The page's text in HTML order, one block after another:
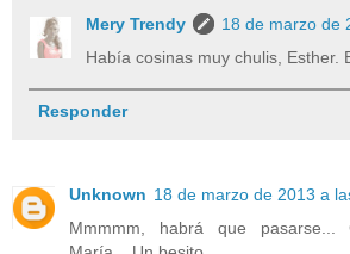
Mery Trendy
18 de marzo de
Había cosinas muy chulis, Esther.
Responder
Unknown 18 de marzo de 2013 a
Mmmmm, habrá que pasarse...